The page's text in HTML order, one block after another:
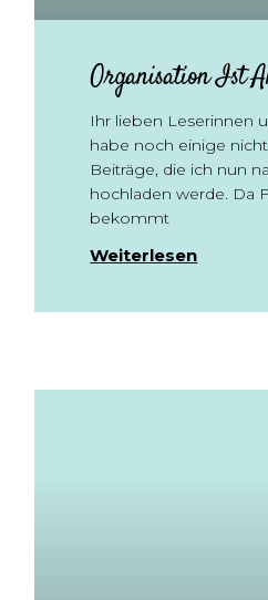
Organisation Ist
Ihr lieben Leserinnen
habe noch einige
Beiträge, die ich nun
hochladen werde. Da
bekommt
Weiterlesen